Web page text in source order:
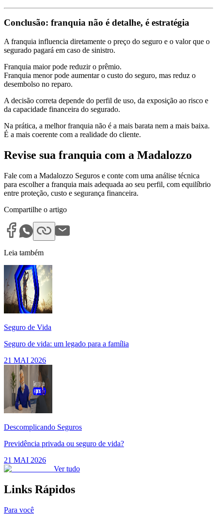
Conclusão: franquia não é detalhe, é estratégia
A franquia influencia diretamente o preço do seguro e o valor que o
segurado pagará em caso de sinistro.
Franquia maior pode reduzir o prêmio.
Franquia menor pode aumentar o custo do seguro, mas reduz o
desembolso no reparo.
A decisão correta depende do perfil de uso, da exposição ao risco e
da capacidade financeira do segurado.
Na prática, a melhor franquia não é a mais barata nem a mais baixa.
É a mais coerente com a realidade do cliente.
Revise sua franquia com a Madalozzo
Fale com a Madalozzo Seguros e conte com uma análise técnica
para escolher a franquia mais adequada ao seu perfil, com equilíbrio
entre proteção, custo e segurança financeira.
Compartilhe o artigo
Leia também
Seguro de Vida
Seguro de vida: um legado para a família
21 MAI 2026
Descomplicando Seguros
Previdência privada ou seguro de vida?
21 MAI 2026
Ver tudo
Links Rápidos
Para você